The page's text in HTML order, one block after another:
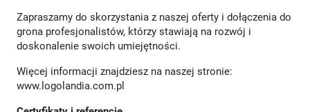
Zapraszamy do skorzystania z naszej oferty i dołączenia do
grona profesjonalistów, którzy stawiają na rozwój i
doskonalenie swoich umiejętności.
Więcej informacji znajdziesz na naszej stronie:
www.logolandia.com.pl